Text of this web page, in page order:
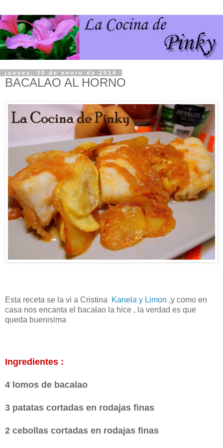
jueves, 30 de enero de 2014
BACALAO AL HORNO
Esta receta se la vi a Cristina Kanela y Limon ,y como en
casa nos encanta el bacalao la hice , la verdad es que
queda buenisima
Ingredientes :
4 lomos de bacalao
3 patatas cortadas en rodajas finas
2 cebollas cortadas en rodajas finas